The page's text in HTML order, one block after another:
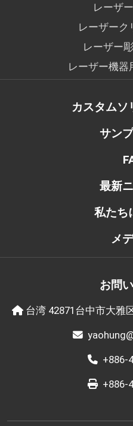
レーザ
レーザーク
レーザー
レーザー機器
カスタムソ
サン
最新
私たち
メ
お問
台湾 42871台中市大雅
+886-
+886-